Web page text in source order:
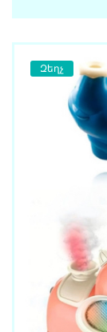
Զեղչ